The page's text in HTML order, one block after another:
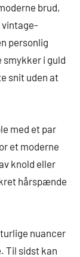
brud,
vintage-
personlig
i guld
snit uden at
med et par
et moderne
knold eller
hårspænde
nuancer
Til sidst kan